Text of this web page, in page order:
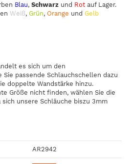
Blau, Schwarz und Rot auf Lager.
Weiß, Grün, Orange und Gelb
es sich um den
passende Schlauchschellen dazu
doppelte Wandstärke hinzu.
Größe nicht finden, wählen Sie die
unsere Schläuche biszu 3mm
AR2942